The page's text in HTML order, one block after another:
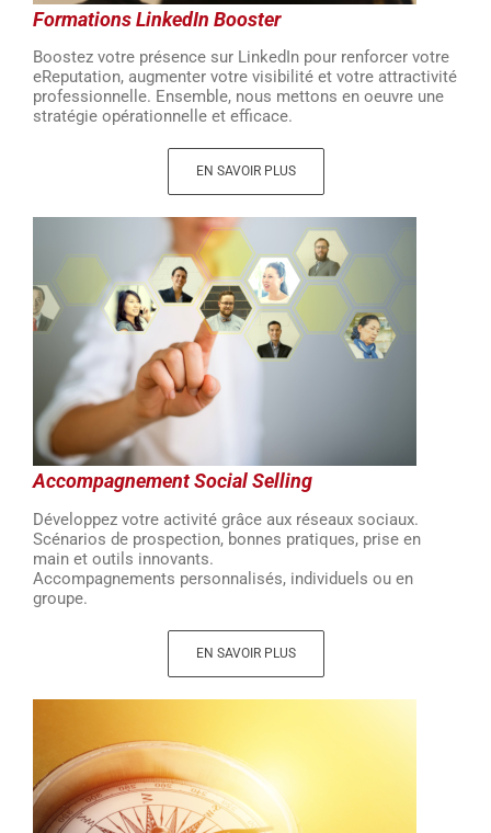
Formations LinkedIn Booster
Boostez votre présence sur LinkedIn pour renforcer votre
eReputation, augmenter votre visibilité et votre attractivité
professionnelle. Ensemble, nous mettons en oeuvre une
stratégie opérationnelle et efficace.
EN SAVOIR PLUS
Accompagnement Social Selling
Développez votre activité grâce aux réseaux sociaux.
Scénarios de prospection, bonnes pratiques, prise en
main et outils innovants.
Accompagnements personnalisés, individuels ou en
groupe.
EN SAVOIR PLUS